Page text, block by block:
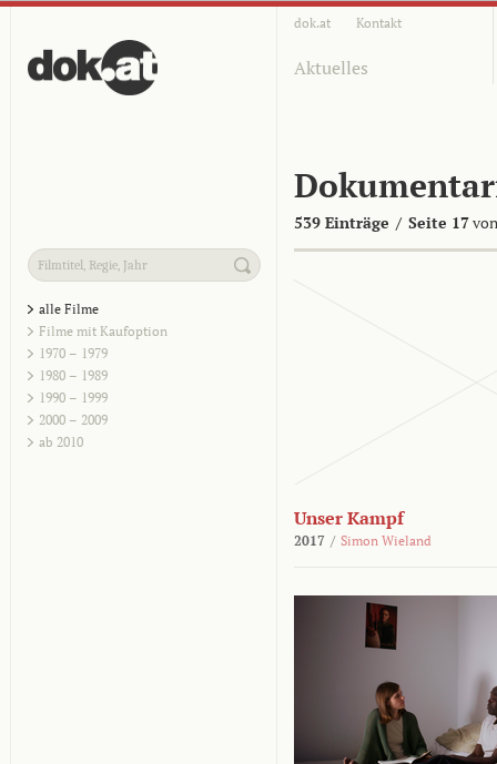
dok.at Kontakt
Aktuelles
539 Einträge / Seite 17
alle Filme
Filme mit Kaufoption
1970 – 1979
1980 – 1989
1990 – 1999
2000 – 2009
ab 2010
Unser Kampf
2017 / Simon Wieland